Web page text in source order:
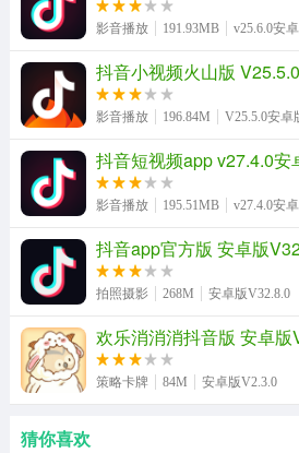
影音播放 191.93MB v25.6.0安
抖音小视频火山版
影音播放 196.84M V25.5.0安卓
抖音短视频app v27.4.0安
影音播放 195.51MB v27.4.0安
抖音app官方版 安卓版
拍照摄影 268M 安卓版V32.8.0
欢乐消消消抖音版 安卓版
策略卡牌 84M 安卓版V2.3.0
猜你喜欢